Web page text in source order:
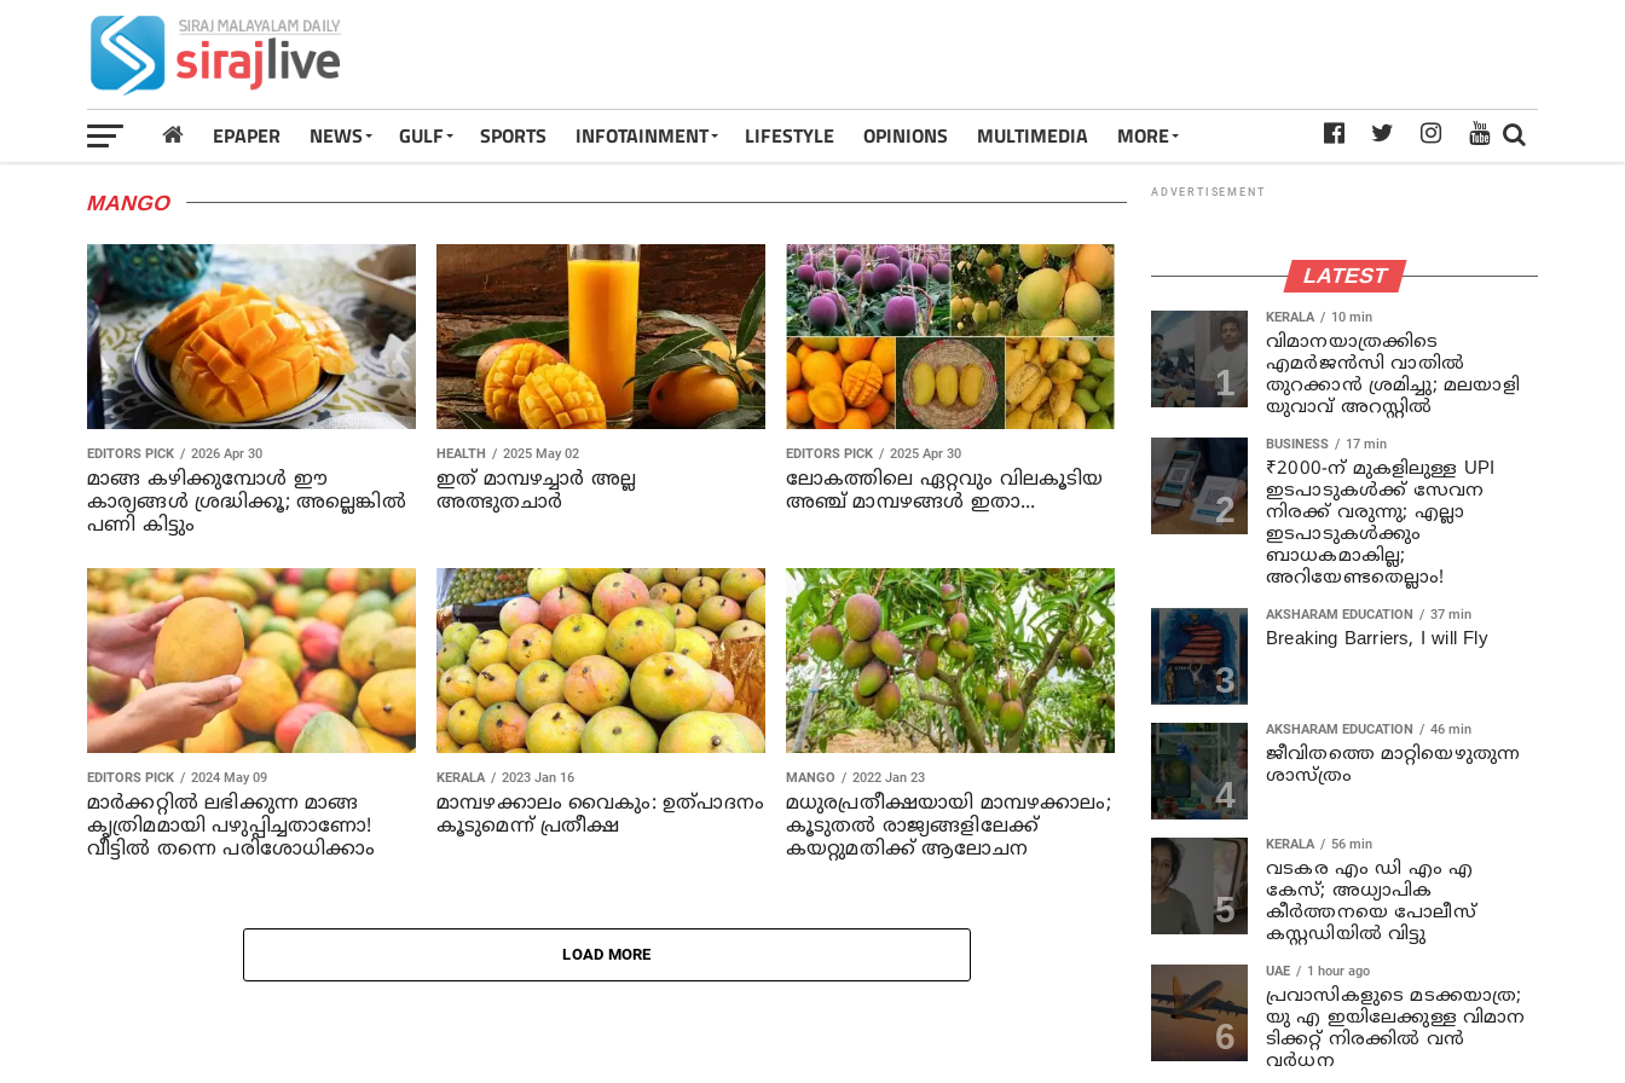
EPAPER NEWS GULF SPORTS INFOTAINMENT LIFESTYLE OPINIONS MULTIMEDIA MORE
MANGO
EDITORS PICK 2026 Apr 30
മാങ്ങ കഴിക്കുമ്പോൾ ഈ
കാര്യങ്ങൾ ശ്രദ്ധിക്കൂ; അല്ലെങ്കിൽ
പണി കിട്ടും
HEALTH 2025 May 02
ഇത് മാമ്പഴച്ചാർ അല്ല
അത്ഭുതചാർ
EDITORS PICK 2025 Apr 30
ലോകത്തിലെ ഏറ്റവും വിലകൂടിയ
അഞ്ച് മാമ്പഴങ്ങൾ ഇതാ...
EDITORS PICK 2024 May 09
മാർക്കറ്റിൽ ലഭിക്കുന്ന മാങ്ങ
കൃത്രിമമായി പഴുപ്പിച്ചതാണോ!
വീട്ടിൽ തന്നെ പരിശോധിക്കാം
KERALA 2023 Jan 16
മാമ്പഴക്കാലം വൈകും: ഉത്പാദനം
കൂടുമെന്ന് പ്രതീക്ഷ
MANGO 2022 Jan 23
മധുരപ്രതീക്ഷയായി മാമ്പഴക്കാലം;
കൂടുതൽ രാജ്യങ്ങളിലേക്ക്
കയറ്റുമതിക്ക് ആലോചന
LOAD MORE
ADVERTISEMENT
LATEST
KERALA 10 min
വിമാനയാത്രക്കിടെ
എമര്‍ജന്‍സി വാതില്‍
തുറക്കാന്‍ ശ്രമിച്ചു; മലയാളി
യുവാവ് അറസ്റ്റില്‍
BUSINESS 17 min
₹2000-ന് മുകളിലുള്ള UPI
ഇടപാടുകൾക്ക് സേവന
നിരക്ക് വരുന്നു; എല്ലാ
ഇടപാടുകൾക്കും
ബാധകമാകില്ല;
അറിയേണ്ടതെല്ലാം!
AKSHARAM EDUCATION 37 min
Breaking Barriers, I will Fly
AKSHARAM EDUCATION 46 min
ജീവിതത്തെ മാറ്റിയെഴുതുന്ന
ശാസ്ത്രം
KERALA 56 min
വടകര എം ഡി എം എ
കേസ്; അധ്യാപിക
കീര്‍ത്തനയെ പോലീസ്
കസ്റ്റഡിയില്‍ വിട്ടു
UAE 1 hour ago
പ്രവാസികളുടെ മടക്കയാത്ര;
യു എ ഇയിലേക്കുള്ള വിമാന
ടിക്കറ്റ് നിരക്കിൽ വൻ
വർധന